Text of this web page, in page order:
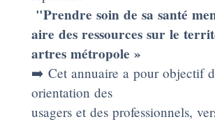
"Prendre soin de sa santé
aire des ressources sur le
artres métropole »
➡️ Cet annuaire a pour objectif
orientation des
usagers et des professionnels,